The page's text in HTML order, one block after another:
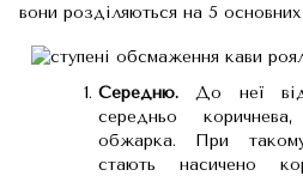
вони розділяються на 5 основних
Середню. До неї
середньо
обжарка. При
стають насичено